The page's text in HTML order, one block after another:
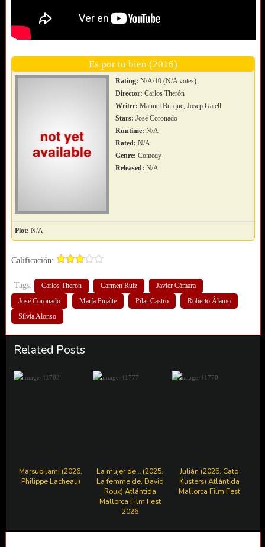
Es por tu bien (2016)
Rating: N/A/10 (N/A votes)
Director: Carlos Therón
Writer: Manuel Burque, Josep Gatell
Stars: José Coronado
Runtime: N/A
Rated: N/A
Genre: Comedy
Released: N/A
Plot: N/A
Calificación:
Tags: Carlos Theron Carmen Ruiz
Javier Cámara
José Coronado
María Pujalte Pilar Castro
Roberto Álamo
Silvia Alonso
Related Posts
Marsupilami (2026.
Philippe Lacheau)
La mujer de… (2025.
La femme de. David
Roux) Atlántida
Mallorca Film Fest
2026
Julián (2025. Cato
Kusters) Atlántida
Mallorca Film Fest